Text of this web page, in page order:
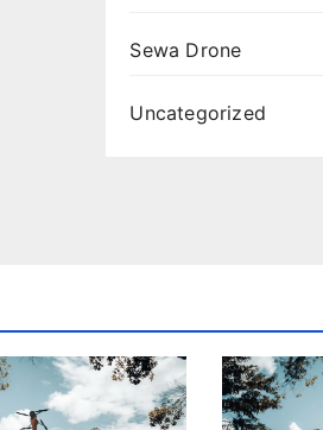
Sewa Drone
Uncategorized